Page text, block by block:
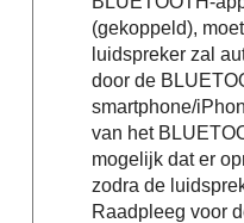
(gekoppeld),
luidspreker zal
door de
smartphone/
van het
mogelijk dat er
zodra de
Raadpleeg voor